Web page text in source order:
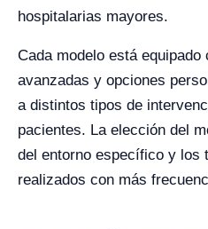
hospitalarias mayores.
Cada modelo está equipado
avanzadas y opciones
a distintos tipos de
pacientes. La elección del
del entorno específico y los
realizados con más